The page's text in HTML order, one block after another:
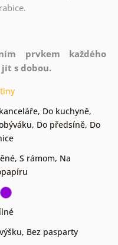
prvkem každého
s dobou.
, Do kuchyně,
, Do předsíně, Do
, S rámom, Na
, Bez pasparty